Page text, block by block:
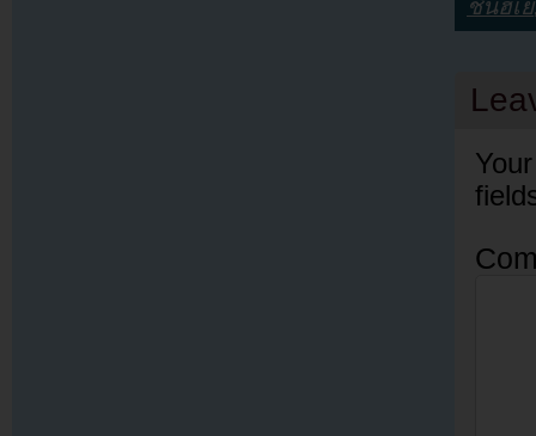
ชินฮเย